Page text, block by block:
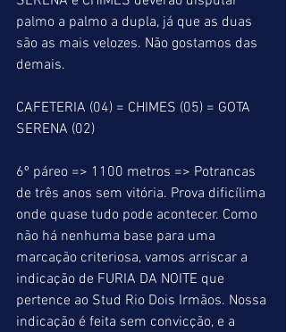
palmo a palmo a dupla, já que as duas
são as mais velozes. Não gostamos das
demais.
CAFETERIA (04) = CHIMES (05) = GOTA
SERENA (02)
6º páreo => 1100 metros => Potrancas
de três anos sem vitória. Prova dificílima
onde quase tudo pode acontecer. Como
não há nenhuma base para uma
marcação criteriosa, vamos arriscar a
indicação de FURIA DA NOITE que
pertence ao Stud Rio Dois Irmãos. Nossa
indicação é feita sem convicção, e a